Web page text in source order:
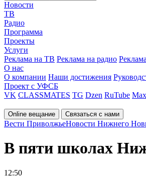
Новости
ТВ
Радио
Программа
Проекты
Услуги
Реклама на ТВ Реклама на радио
О нас
О компании Наши достижения
Проект с УФСБ
VK CLASSMATES TG Dzen RuTube Max
Online вещание Связаться с нами
Вести ПриволжьеНовости Нижнего
В пяти школах
12:50